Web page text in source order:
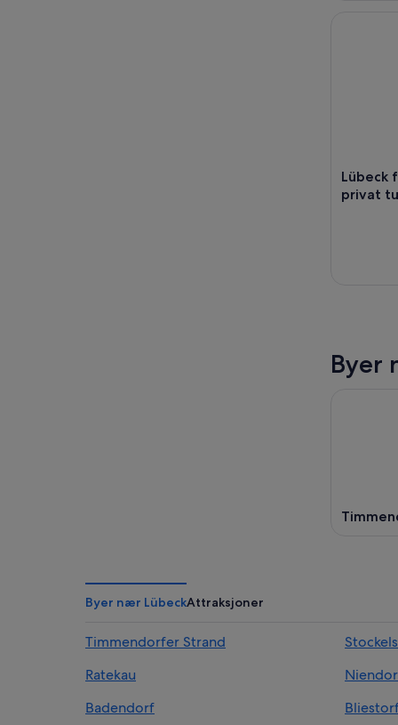
Lübeck
privat
Byer
Byer nær LübeckAttraksjoner
Timmendorfer Strand
Ratekau
Badendorf